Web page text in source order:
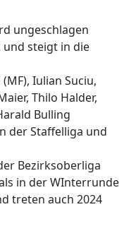
ungeschlagen
und steigt in die
Iulian Suciu,
Thilo Halder,
Bulling
der Staffelliga und
Bezirksoberliga
in der WInterrunde
treten auch 2024